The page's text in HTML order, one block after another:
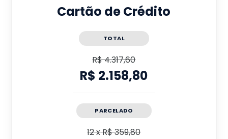
Cartão de Crédito
TOTAL
R$ 4.317,60
R$ 2.158,80
PARCELADO
12xR$ 359,80